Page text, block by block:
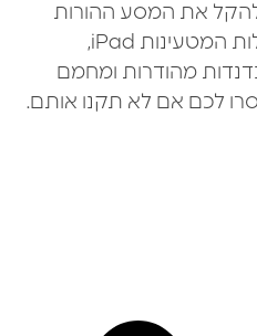
את המסע ההורות
שלכם הם לא הכרחיים. מעגלות המטעינות iPad,
מהודרות ומחמם
לכם אם לא תקנו אותם.